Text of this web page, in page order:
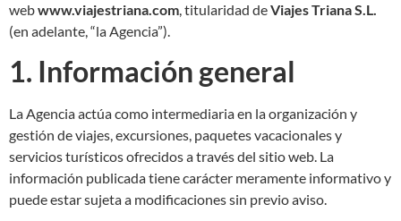
webwww.viajestriana.com, titularidad deViajes Triana S.L.
(en adelante, “la Agencia”).
1. Información general
La Agencia actúa como intermediaria en la organización y
gestión de viajes, excursiones, paquetes vacacionales y
servicios turísticos ofrecidos a través del sitio web. La
información publicada tiene carácter meramente informativo y
puede estar sujeta a modificaciones sin previo aviso.